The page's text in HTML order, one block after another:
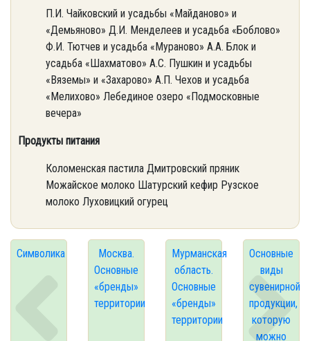
П.И. Чайковский и усадьбы «Майданово» и
«Демьяново» Д.И. Менделеев и усадьба «Боблово»
Ф.И. Тютчев и усадьба «Мураново» А.А. Блок и
усадьба «Шахматово» А.С. Пушкин и усадьбы
«Вяземы» и «Захарово» А.П. Чехов и усадьба
«Мелихово» Лебединое озеро «Подмосковные
вечера»
Продукты питания
Коломенская пастила Дмитровский пряник
Можайское молоко Шатурский кефир Рузское
молоко Луховицкий огурец
Символика
Москва.
Основные
«бренды»
территории
Мурманская
область.
Основные
«бренды»
территории
Основные
виды
сувенирной
продукции,
которую
можно